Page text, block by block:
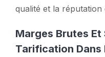
qualité et la réputation
Marges Brutes
Tarification Dans